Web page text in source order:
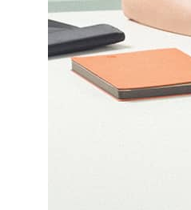
Боксы
Аксессуары